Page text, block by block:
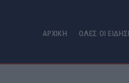
ΑΡΧΙΚΗ ΟΛΕΣ ΟΙ